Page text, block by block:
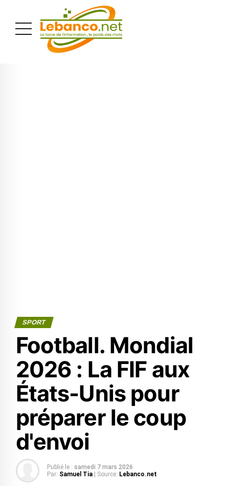
SPORT
Football. Mondial
2026 : La FIF aux
États-Unis pour
préparer le coup
d'envoi
Publié le : samedi 7 mars 2026
Par: Samuel Tia | Source: Lebanco.net